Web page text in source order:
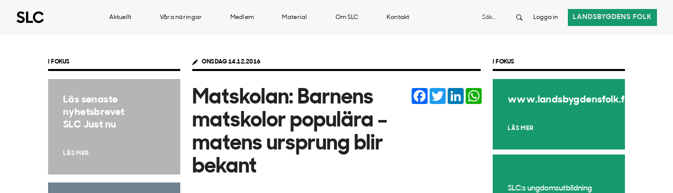
Aktuellt Våra näringar Medlem Material Om SLC Kontakt Sök Logga in LANDSBYGDENS FOLK
ONSDAG 14.12.2016
Matskolan: Barnens
matskolor populära –
matens ursprung blir
bekant
Facebook
TwitterLinkedIn
I FOKUS
Läs senaste
nyhetsbrevet
SLC Just nu
LÄS MER
I FOKUS
www.landsbygdensfolk.fi
LÄS MER
SLC:s ungdomsutbildning